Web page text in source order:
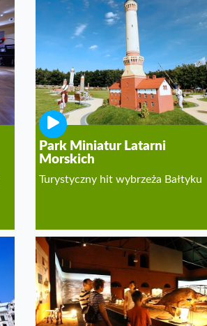
Park Miniatur Latarni
Morskich
Turystyczny hit wybrzeża Bałtyku